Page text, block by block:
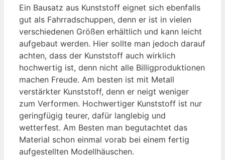
Ein Bausatz aus Kunststoff eignet sich ebenfalls
gut als Fahrradschuppen, denn er ist in vielen
verschiedenen Größen erhältlich und kann leicht
aufgebaut werden. Hier sollte man jedoch darauf
achten, dass der Kunststoff auch wirklich
hochwertig ist, denn nicht alle Billigproduktionen
machen Freude. Am besten ist mit Metall
verstärkter Kunststoff, denn er neigt weniger
zum Verformen. Hochwertiger Kunststoff ist nur
geringfügig teurer, dafür langlebig und
wetterfest. Am Besten man begutachtet das
Material schon einmal vorab bei einem fertig
aufgestellten Modellhäuschen.